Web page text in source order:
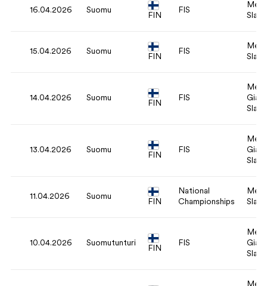
16.04.2026 Suomu
FIN
FIS
15.04.2026 Suomu
FIN
FIS
14.04.2026 Suomu
FIN
FIS
Giant
13.04.2026 Suomu
FIN
FIS
Giant
11.04.2026 Suomu
FIN
National
Championships
10.04.2026 Suomutunturi
FIN
FIS
Giant